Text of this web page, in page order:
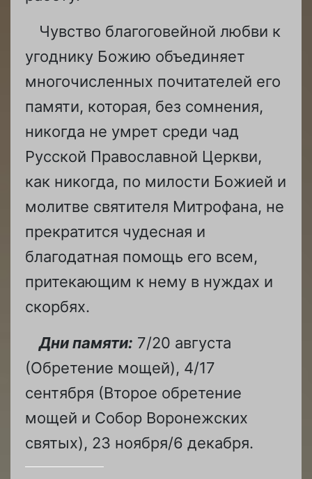
Чувство благоговейной любви к
угоднику Божию объединяет
многочисленных почитателей его
памяти, которая, без сомнения,
никогда не умрет среди чад
Русской Православной Церкви,
как никогда, по милости Божией и
молитве святителя Митрофана, не
прекратится чудесная и
благодатная помощь его всем,
притекающим к нему в нуждах и
скорбях.
Дни памяти: 7/20 августа
(Обретение мощей), 4/17
сентября (Второе обретение
мощей и Собор Воронежских
святых), 23 ноября/6 декабря.